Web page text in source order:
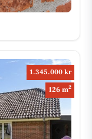
1.345.000 kr
126 m2